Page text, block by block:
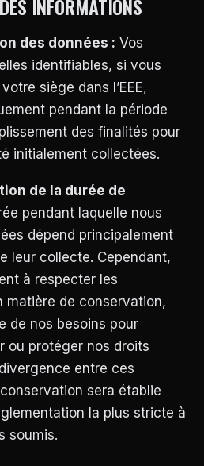
INFORMATIONS
des données : Vos
identifiables, si vous
siège dans l’EEE,
pendant la période
des finalités pour
initialement collectées.
de la durée de
pendant laquelle nous
dépend principalement
leur collecte. Cependant,
à respecter les
matière de conservation,
de nos besoins pour
ou protéger nos droits
entre ces
sera établie
la plus stricte à
soumis.